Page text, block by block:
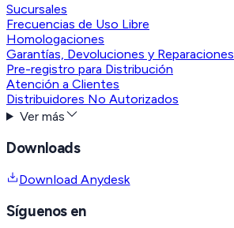
Sucursales
Frecuencias de Uso Libre
Homologaciones
Garantías, Devoluciones y Reparaciones
Pre-registro para Distribución
Atención a Clientes
Distribuidores No Autorizados
Ver más
Downloads
Download Anydesk
Síguenos en